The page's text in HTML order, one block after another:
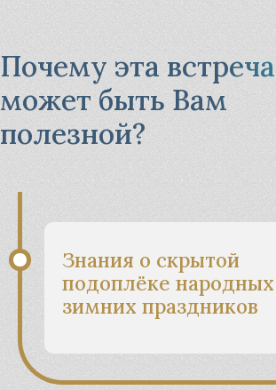
Почему эта встреча
может быть Вам
полезной?
Знания о скрытой
подоплёке народных
зимних праздников